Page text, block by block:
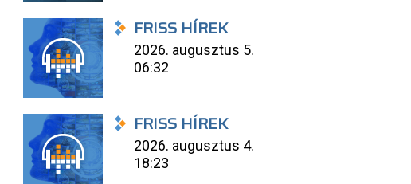
FRISS HÍREK
2026. augusztus 5.
06:32
FRISS HÍREK
2026. augusztus 4.
18:23